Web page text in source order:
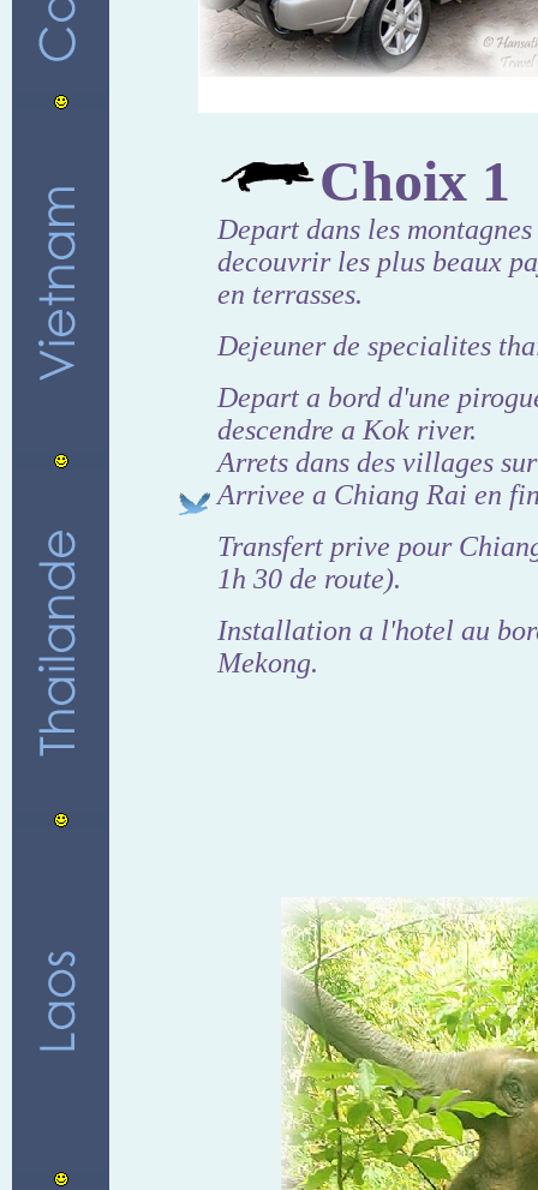
Choix 1
Depart dans les
decouvrir les plus beaux
en terrasses.
Dejeuner de specialites
Depart a bord d'une
descendre a Kok river.
Arrets dans des villages
Arrivee a Chiang Rai en
Transfert prive pour
1h 30 de route).
Installation a l'hotel au
Mekong.